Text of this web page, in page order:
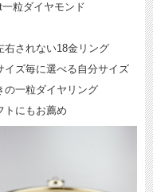
粒ダイヤモンド
右されない18金リング
ズ毎に選べる自分サイズ
の一粒ダイヤリング
トにもお薦め